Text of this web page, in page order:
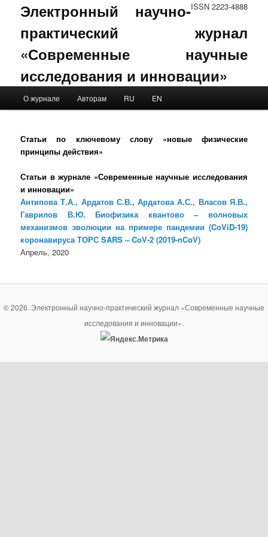
ISSN 2223-4888
Электронный научно-
практический журнал
«Современные научные
исследования и инновации»
Skip to primary content
Skip to secondary content
О журнале Авторам RU EN
Статьи по ключевому слову «новые физические
принципы действия»
Статьи в журнале «Современные научные исследования
и инновации»
Антипова Т.А., Ардатов С.В., Ардатова А.С., Власов Я.В.,
Гаврилов В.Ю. Биофизика квантово – волновых
механизмов эволюции на примере пандемии (CoViD-19)
коронавируса ТОРС SARS – CoV-2 (2019-nCoV)
Апрель, 2020
© 2026. Электронный научно-практический журнал «Современные научные
исследования и инновации».